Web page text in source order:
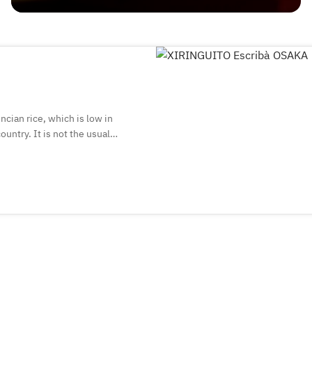
rice, which is low in
It is not the usual